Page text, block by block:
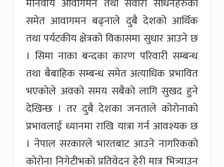
समेत आवागमन बढ्नाले दुबै देशको आर्थिक
तथा पर्यटकीय क्षेत्रको विकासमा सुधार आउने छ
। सिमा नाका बन्दका कारण परिवारी सम्बन्ध
तथा बैबाहिक सम्बन्ध समेत अत्याधिक प्रभावित
भएकोले अवको समय सबैको लागि सुखद हुने
देखिन्छ । तर दुबै देशका जनताले कोरोनाको
प्रभावलाई ध्यानमा राखि यात्रा गर्न आवश्यक छ
। नेपाल सरकारले भारतबाट आउने नागरिकको
कोरोना निगेटीभको प्रतिवेदन हेरी मात्र भित्र्याउन